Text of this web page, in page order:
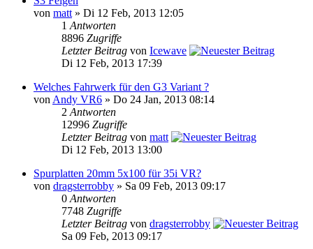
von matt » Di 12 Feb, 2013 12:05
1 Antworten
8896 Zugriffe
Letzter Beitrag von Icewave
Di 12 Feb, 2013 17:39
Welches Fahrwerk für den G3 Variant ?
von Andy VR6 » Do 24 Jan, 2013 08:14
2 Antworten
12996 Zugriffe
Letzter Beitrag von matt
Di 12 Feb, 2013 13:00
Spurplatten 20mm 5x100 für 35i VR?
von dragsterrobby » Sa 09 Feb, 2013 09:17
0 Antworten
7748 Zugriffe
Letzter Beitrag von dragsterrobby
Sa 09 Feb, 2013 09:17